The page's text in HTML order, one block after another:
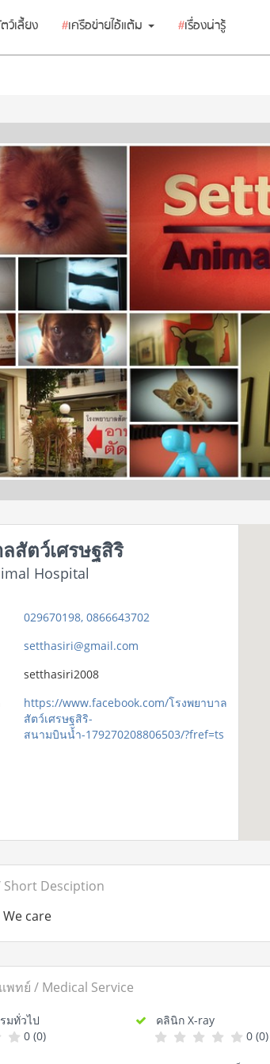
ว์เลี้ยง #เครือข่ายไอ้แต้ม #เรื่องน่ารู้
สัตว์เศรษฐสิริ
Hospital
029670198, 0866643702
setthasiri@gmail.com
setthasiri2008
https://www.facebook.com/โรงพยาบาล
สัตว์เศรษฐสิริ-
สนามบินน้ำ-179270208806503/?fref=ts
Desciption
care
พทย์ / Medical Service
มทั่วไป
0 (0)
คลินิก X-ray
0 (0)